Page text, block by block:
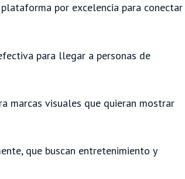
por excelencia para conectar
para llegar a personas de
marcas visuales que quieran mostrar
que buscan entretenimiento y